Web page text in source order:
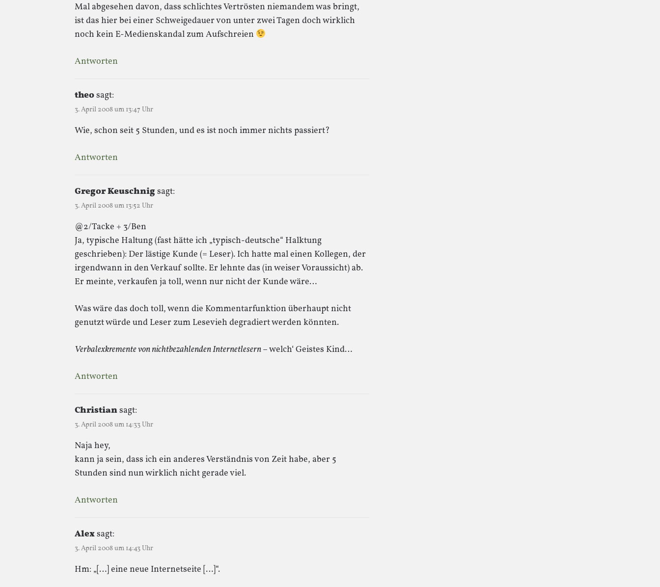
Mal abgesehen davon, dass schlichtes Vertrösten niemandem was bringt,
ist das hier bei einer Schweigedauer von unter zwei Tagen doch wirklich
noch kein E-Medienskandal zum Aufschreien
Antworten
theosagt:
3. April 2008 um 13:47 Uhr
Wie, schon seit 5 Stunden, und es ist noch immer nichts passiert?
Antworten
Gregor Keuschnigsagt:
3. April 2008 um 13:52 Uhr
@2/Tacke + 3/Ben
Ja, typische Haltung (fast hätte ich „typisch-deutsche“ Halktung
geschrieben): Der lästige Kunde (= Leser). Ich hatte mal einen Kollegen, der
irgendwann in den Verkauf sollte. Er lehnte das (in weiser Voraussicht) ab.
Er meinte, verkaufen ja toll, wenn nur nicht der Kunde wäre…
Was wäre das doch toll, wenn die Kommentarfunktion überhaupt nicht
genutzt würde und Leser zum Lesevieh degradiert werden könnten.
Verbalexkremente von nichtbezahlenden Internetlesern– welch‘ Geistes Kind…
Antworten
Christiansagt:
3. April 2008 um 14:33 Uhr
Naja hey,
kann ja sein, dass ich ein anderes Verständnis von Zeit habe, aber 5
Stunden sind nun wirklich nicht gerade viel.
Antworten
Alexsagt:
3. April 2008 um 14:43 Uhr
Hm: „[…] eine neue Internetseite […]“.